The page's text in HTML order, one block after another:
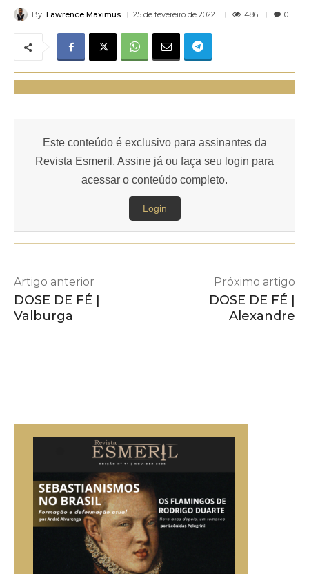
By Lawrence Maximus 25 de fevereiro de 2022 486 0
Este conteúdo é exclusivo para assinantes da
Revista Esmeril. Assine já ou faça seu login para
acessar o conteúdo completo.
Login
Artigo anterior
DOSE DE FÉ |
Valburga
Próximo artigo
DOSE DE FÉ |
Alexandre